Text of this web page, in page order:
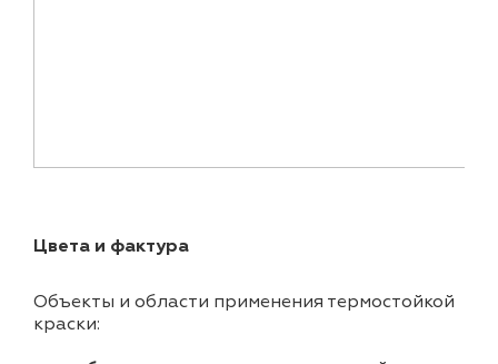
Цвета и фактура
Объекты и области применения термостойкой
краски: